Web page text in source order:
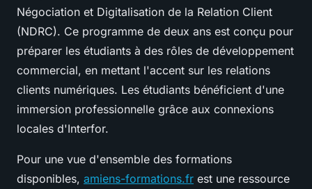
Négociation et Digitalisation de la Relation Client
(NDRC). Ce programme de deux ans est conçu pour
préparer les étudiants à des rôles de développement
commercial, en mettant l'accent sur les relations
clients numériques. Les étudiants bénéficient d'une
immersion professionnelle grâce aux connexions
locales d'Interfor.
Pour une vue d'ensemble des formations
disponibles, amiens-formations.fr est une ressource